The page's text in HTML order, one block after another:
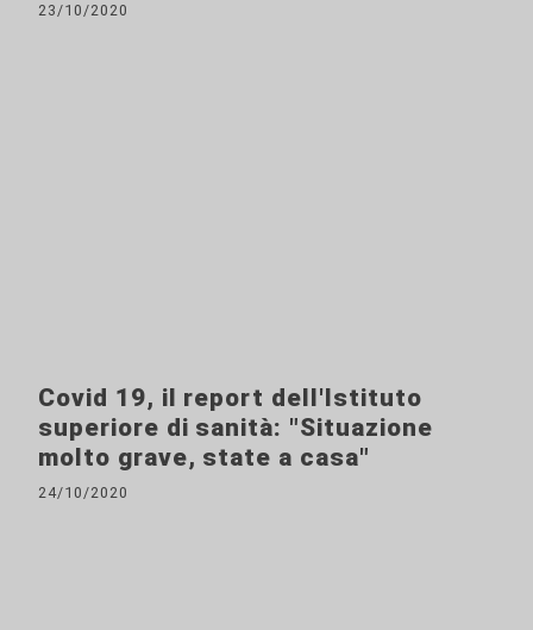
23/10/2020
Covid 19, il report dell'Istituto
superiore di sanità: "Situazione
molto grave, state a casa"
24/10/2020